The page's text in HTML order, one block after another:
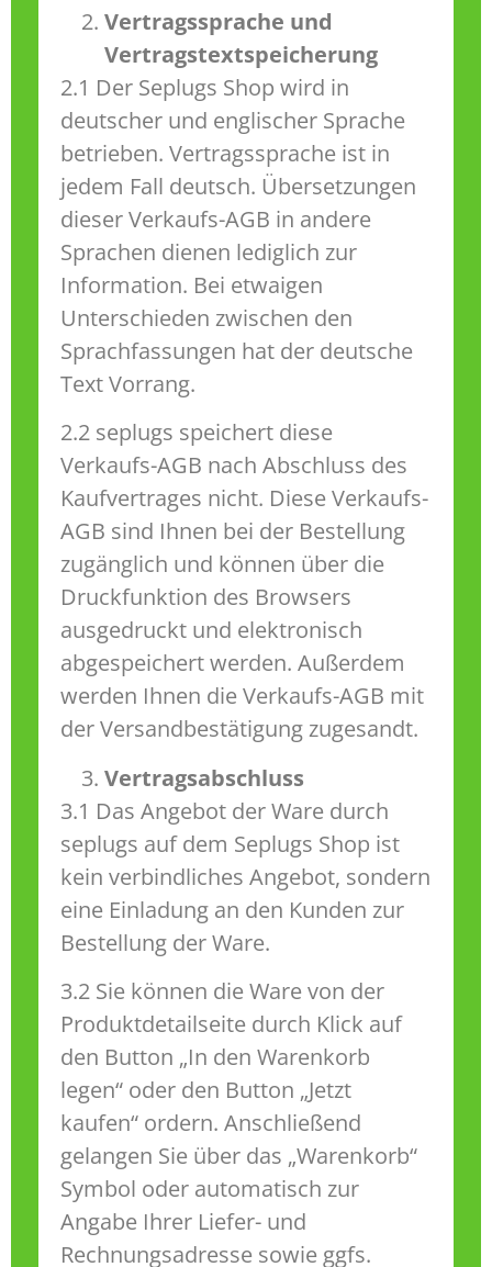
Vertragssprache und
Vertragstextspeicherung
2.1 Der Seplugs Shop wird in
deutscher und englischer Sprache
betrieben. Vertragssprache ist in
jedem Fall deutsch. Übersetzungen
dieser Verkaufs-AGB in andere
Sprachen dienen lediglich zur
Information. Bei etwaigen
Unterschieden zwischen den
Sprachfassungen hat der deutsche
Text Vorrang.
2.2 seplugs speichert diese
Verkaufs-AGB nach Abschluss des
Kaufvertrages nicht. Diese Verkaufs-
AGB sind Ihnen bei der Bestellung
zugänglich und können über die
Druckfunktion des Browsers
ausgedruckt und elektronisch
abgespeichert werden. Außerdem
werden Ihnen die Verkaufs-AGB mit
der Versandbestätigung zugesandt.
Vertragsabschluss
3.1 Das Angebot der Ware durch
seplugs auf dem Seplugs Shop ist
kein verbindliches Angebot, sondern
eine Einladung an den Kunden zur
Bestellung der Ware.
3.2 Sie können die Ware von der
Produktdetailseite durch Klick auf
den Button „In den Warenkorb
legen“ oder den Button „Jetzt
kaufen“ ordern. Anschließend
gelangen Sie über das „Warenkorb“
Symbol oder automatisch zur
Angabe Ihrer Liefer- und
Rechnungsadresse sowie ggfs.